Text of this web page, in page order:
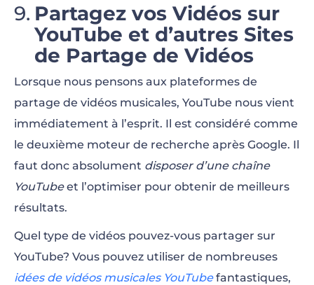
Partagez vos Vidéos sur
YouTube et d’autres Sites
de Partage de Vidéos
Lorsque nous pensons aux plateformes de
partage de vidéos musicales, YouTube nous vient
immédiatement à l’esprit. Il est considéré comme
le deuxième moteur de recherche après Google. Il
faut donc absolument disposer d’une chaîne
YouTubeet l’optimiser pour obtenir de meilleurs
résultats.
Quel type de vidéos pouvez-vous partager sur
YouTube? Vous pouvez utiliser de nombreuses
idées de vidéos musicales YouTubefantastiques,